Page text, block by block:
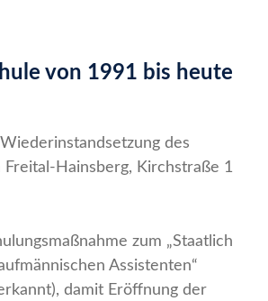
von 1991 bis heute
des
Freital-Hainsberg, Kirchstraße 1
zum „Staatlich
Assistenten“
damit Eröffnung der